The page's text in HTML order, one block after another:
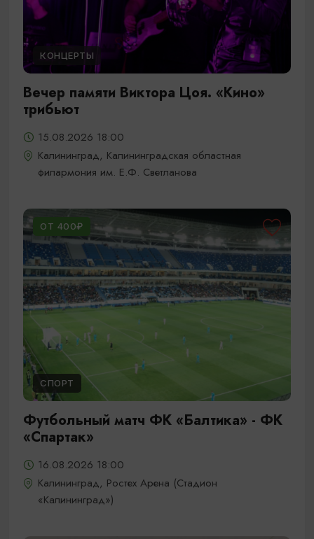
КОНЦЕРТЫ
Вечер памяти Виктора Цоя. «Кино»
трибьют
15.08.2026 18:00
Калининград, Калининградская областная
филармония им. Е.Ф. Светланова
ОТ 400₽
СПОРТ
Футбольный матч ФК «Балтика» - ФК
«Спартак»
16.08.2026 18:00
Калининград, Ростех Арена (Стадион
«Калининград»)